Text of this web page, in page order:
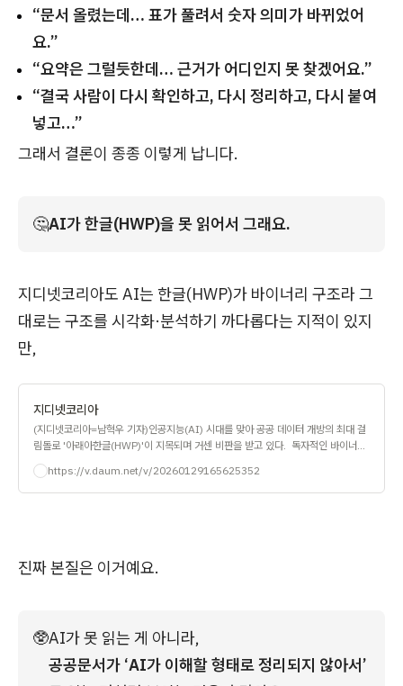
“문서 올렸는데… 표가 풀려서 숫자 의미가 바뀌었어
요.”
“요약은 그럴듯한데… 근거가 어디인지 못 찾겠어요.”
“결국 사람이 다시 확인하고, 다시 정리하고, 다시 붙여
넣고…”
그래서 결론이 종종 이렇게 납니다.
🤔AI가 한글(HWP)을 못 읽어서 그래요.
지디넷코리아도 AI는 한글(HWP)가 바이너리 구조라 그
대로는 구조를 시각화·분석하기 까다롭다는 지적이 있지
만,
지디넷코리아
(지디넷코리아=남혁우 기자)인공지능(AI) 시대를 맞아 공공 데이터 개방의 최대 걸
림돌로 '아래아한글(HWP)'이 지목되며 거센 비판을 받고 있다. 독자적인 바이너리
(Binary) 포맷 탓에 AI가 읽을 수 없어 데이터 활용을 가로막는다는 주장이 핵심이
다. 하지만 현장의 전문가과 산업계의 시각은 다르다. AI 도입을 방해하는 진짜 주범
은 파일 확장자가
https://v.daum.net/v/20260129165625352
진짜 본질은 이거예요.
🥸AI가 못 읽는 게 아니라,
공공문서가 ‘AI가 이해할 형태로 정리되지 않아서’